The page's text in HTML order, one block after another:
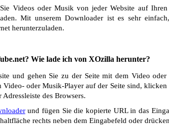
Videos oder Musik von jeder Website auf Ihren
Mit unserem Downloader ist es sehr
herunterzuladen.
Wie lade ich von XOzilla herunter?
und gehen Sie zu der Seite mit dem Video
Video- oder Musik-Player auf der Seite sind, klicken
des Browsers.
und fügen Sie die kopierte URL in das
rechts neben dem Eingabefeld oder